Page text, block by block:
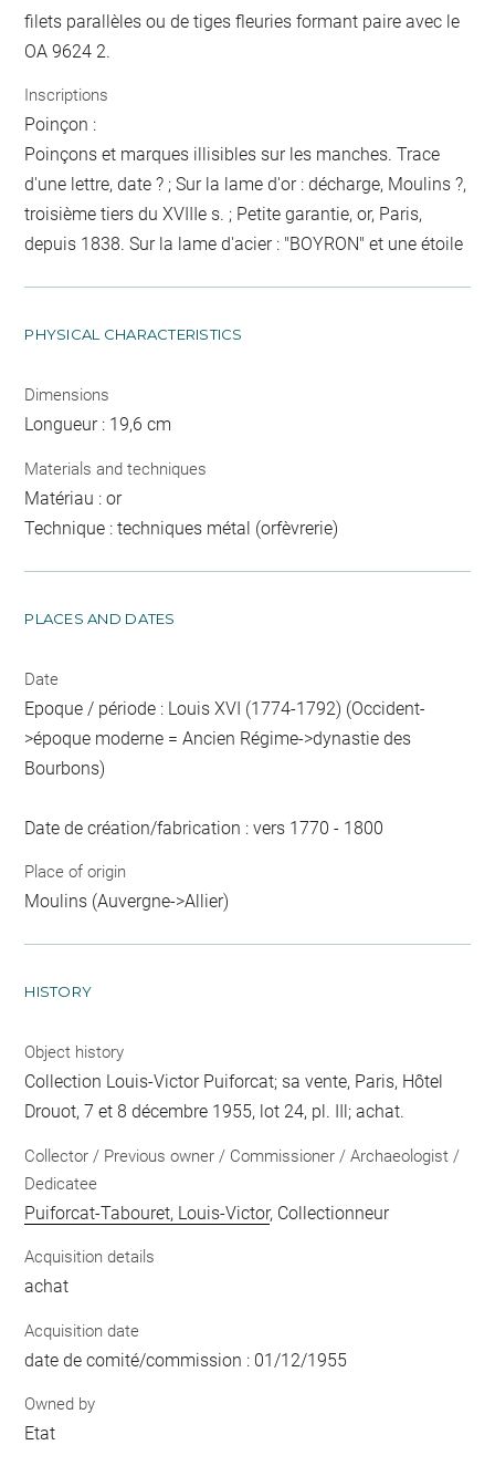
filets parallèles ou de tiges fleuries formant paire avec le
OA 9624 2.
Inscriptions
Poinçon :
Poinçons et marques illisibles sur les manches. Trace
d'une lettre, date ? ; Sur la lame d'or : décharge, Moulins ?,
troisième tiers du XVIIIe s. ; Petite garantie, or, Paris,
depuis 1838. Sur la lame d'acier : "BOYRON" et une étoile
PHYSICAL CHARACTERISTICS
Dimensions
Longueur : 19,6 cm
Materials and techniques
Matériau : or
Technique : techniques métal (orfèvrerie)
PLACES AND DATES
Date
Epoque / période : Louis XVI (1774-1792) (Occident-
>époque moderne = Ancien Régime->dynastie des
Bourbons)
Date de création/fabrication : vers 1770 - 1800
Place of origin
Moulins (Auvergne->Allier)
HISTORY
Object history
Collection Louis-Victor Puiforcat; sa vente, Paris, Hôtel
Drouot, 7 et 8 décembre 1955, lot 24, pl. IIl; achat.
Collector / Previous owner / Commissioner / Archaeologist /
Dedicatee
Puiforcat-Tabouret, Louis-Victor, Collectionneur
Acquisition details
achat
Acquisition date
date de comité/commission : 01/12/1955
Owned by
Etat